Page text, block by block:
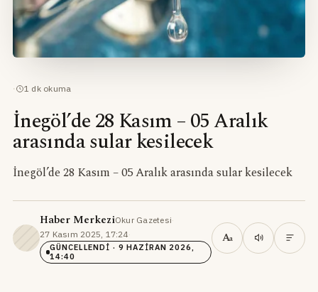
· 1 dk okuma
İnegöl’de 28 Kasım – 05 Aralık
arasında sular kesilecek
İnegöl’de 28 Kasım – 05 Aralık arasında sular kesilecek
Haber MerkeziOkur Gazetesi·
27 Kasım 2025, 17:24·
GÜNCELLENDI · 9 HAZIRAN 2026,
14:40
Aa